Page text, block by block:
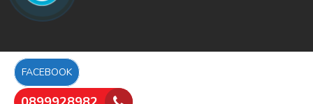
FACEBOOK